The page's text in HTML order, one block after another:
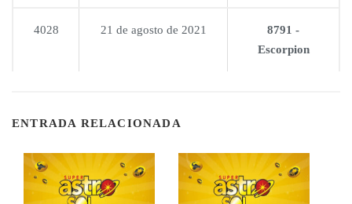
4028 21 de agosto de 2021
8791 -
Escorpion
ENTRADA RELACIONADA